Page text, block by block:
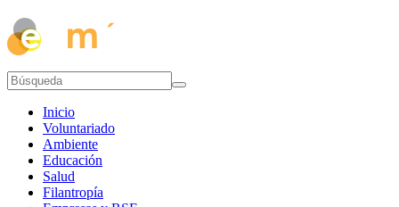
Inicio
Voluntariado
Ambiente
Educación
Salud
Filantropía